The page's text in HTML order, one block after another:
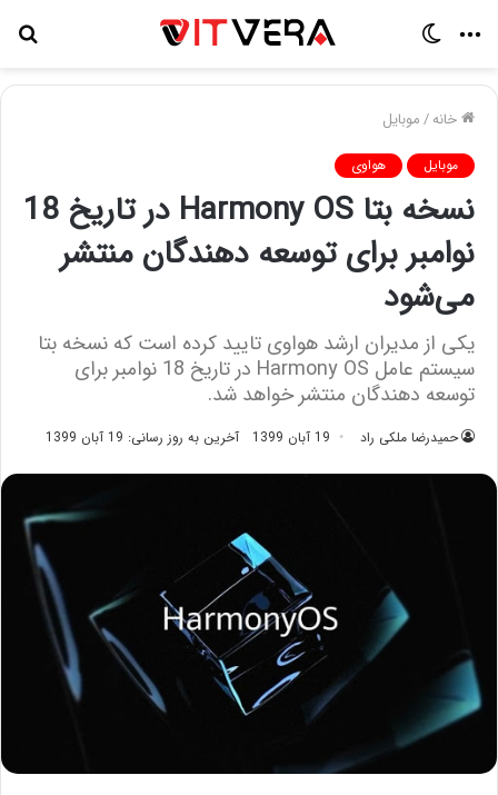
منو
خانه/موبایل
موبایل هواوی
نسخه بتا Harmony OS در تاریخ 18
نوامبر برای توسعه دهندگان منتشر
می‌شود
یکی از مدیران ارشد هواوی تایید کرده است که نسخه بتا
سیستم عامل Harmony OS در تاریخ 18 نوامبر برای
توسعه دهندگان منتشر خواهد شد.
حمیدرضا ملکی راد 19 آبان 1399 آخرین به روز رسانی: 19 آبان 1399